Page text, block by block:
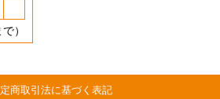
）
商取引法に基づく表記